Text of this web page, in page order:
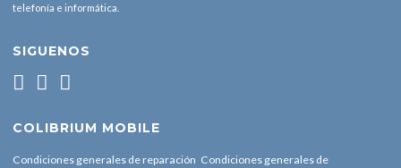
telefonía e informática.
SIGUENOS
COLIBRIUM MOBILE
Condiciones generales de reparación Condiciones generales de